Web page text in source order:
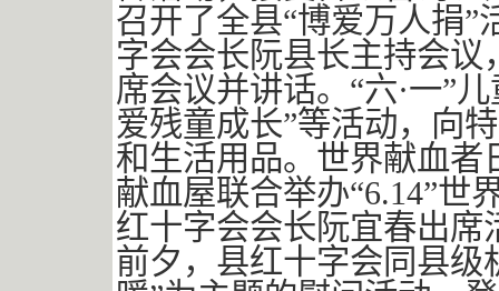
召开了全县“博爱万人捐
字会会长阮县长主持会
席会议并讲话。“六·一”
爱残童成长”等活动，向
和生活用品。世界献血
献血屋联合举办“6.14”世
红十字会会长阮宜春出席
前夕，县红十字会同县级